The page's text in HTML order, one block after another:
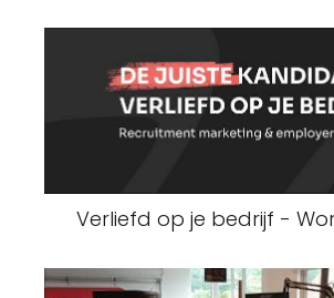
Verliefd op je bedrijf -